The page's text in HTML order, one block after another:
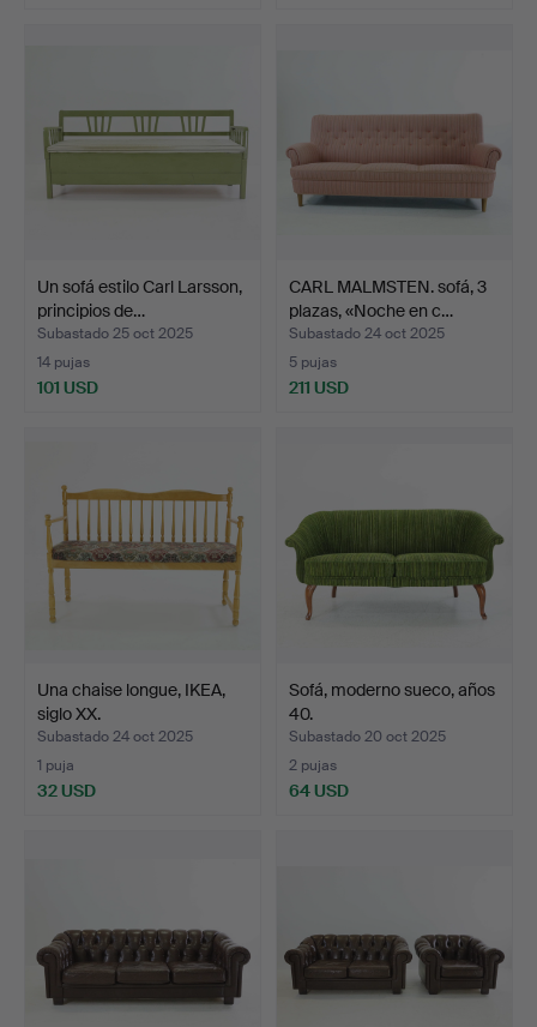
Un sofá estilo Carl Larsson,
principios de…
Subastado 25 oct 2025
14 pujas
101 USD
CARL MALMSTEN. sofá, 3
plazas, «Noche en c…
Subastado 24 oct 2025
5 pujas
211 USD
Una chaise longue, IKEA,
siglo XX.
Subastado 24 oct 2025
1 puja
32 USD
Sofá, moderno sueco, años
40.
Subastado 20 oct 2025
2 pujas
64 USD